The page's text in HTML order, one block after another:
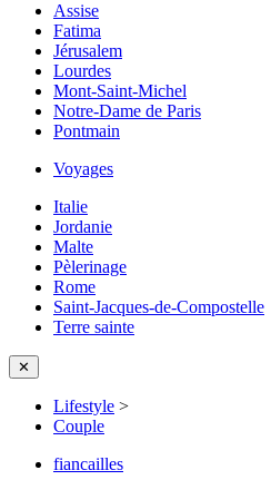
Assise
Fatima
Jérusalem
Lourdes
Mont-Saint-Michel
Notre-Dame de Paris
Pontmain
Voyages
Italie
Jordanie
Malte
Pèlerinage
Rome
Saint-Jacques-de-Compostelle
Terre sainte
✕
Lifestyle >
Couple
fiancailles